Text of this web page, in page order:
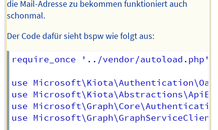
die Mail-Adresse zu bekommen funktioniert auch
schonmal.
Der Code dafür sieht bspw wie folgt aus:
require_once '../vendor/
use
use
use
use